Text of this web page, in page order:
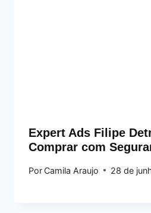
Expert Ads Filipe
Comprar com
PorCamila Araujo 28 de